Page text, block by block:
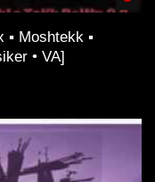
▪ Moshtekk ▪
• VA]